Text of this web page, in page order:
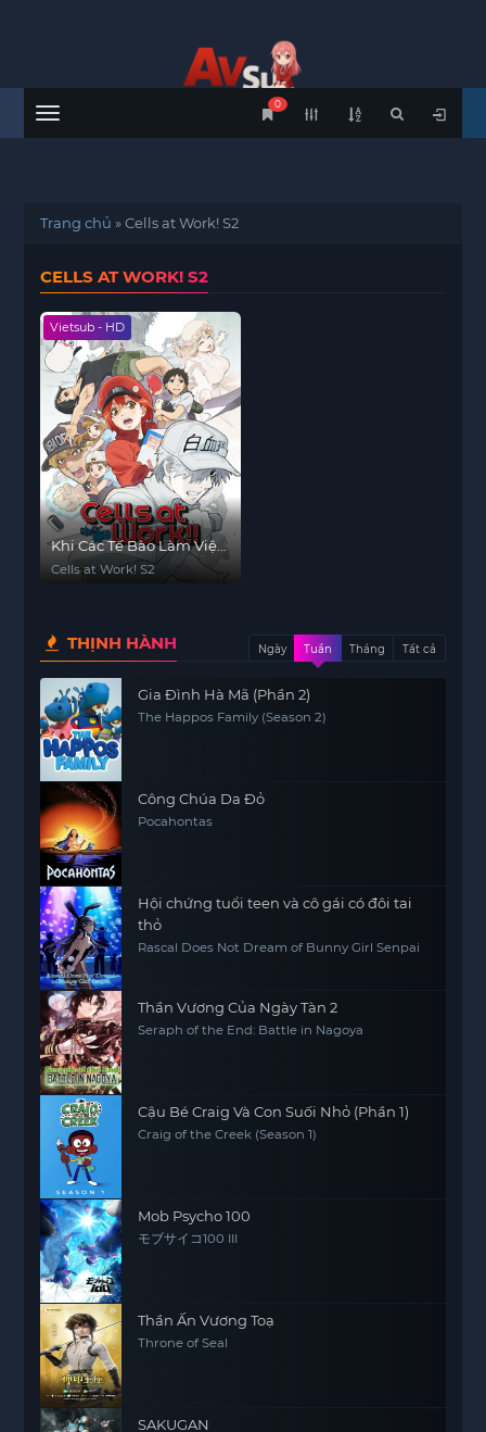
Menu
0
Trang chủ »Cells at Work! S2
CELLS AT WORK! S2
Vietsub - HD
Khi Các Tế Bào Làm Việc
(Phần 2)
Cells at Work! S2
THỊNH HÀNH Ngày Tuần Tháng Tất cả
Gia Đình Hà Mã (Phần 2)
The Happos Family (Season 2)
Công Chúa Da Đỏ
Pocahontas
Hội chứng tuổi teen và cô gái có đôi tai
thỏ
Rascal Does Not Dream of Bunny Girl Senpai
Thần Vương Của Ngày Tàn 2
Seraph of the End: Battle in Nagoya
Cậu Bé Craig Và Con Suối Nhỏ (Phần 1)
Craig of the Creek (Season 1)
Mob Psycho 100
モブサイコ100 III
Thần Ấn Vương Toạ
Throne of Seal
SAKUGAN